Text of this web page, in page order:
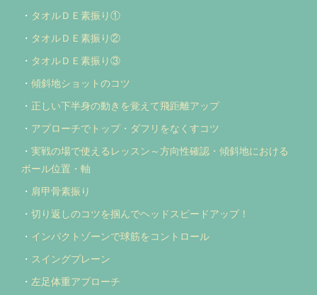
・ タオルＤＥ素振り①
・ タオルＤＥ素振り②
・ タオルＤＥ素振り③
・ 傾斜地ショットのコツ
・ 正しい下半身の動きを覚えて飛距離アップ
・ アプローチでトップ・ダフリをなくすコツ
・ 実戦の場で使えるレッスン～方向性確認・傾斜地における
ボール位置・軸
・ 肩甲骨素振り
・ 切り返しのコツを掴んでヘッドスピードアップ！
・ インパクトゾーンで球筋をコントロール
・ スイングプレーン
・ 左足体重アプローチ